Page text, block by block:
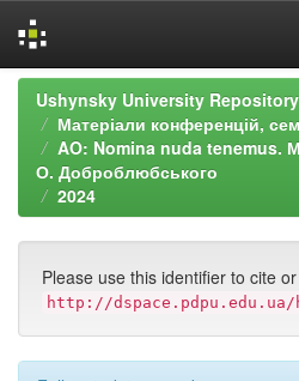
Skip
navigation
Ushynsky University Repository
Матеріали конференцій,
AO: Nomina nuda tenemus.
О. Доброблюбського
2024
Please use this identifier to cite
http://dspace.pdpu.edu.ua/